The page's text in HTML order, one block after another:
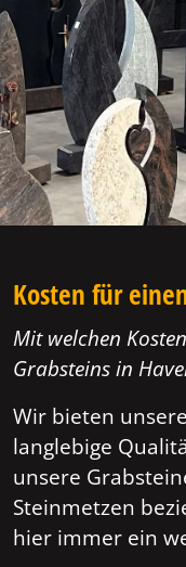
Kosten für
Mit welchen
Grabsteins in
Wir bieten
langlebige
unsere
Steinmetzen
hier immer ein